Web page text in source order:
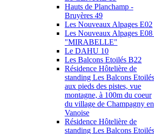
Hauts de Planchamp -
Bruyères 49
Les Nouveaux Alpages E02
Les Nouveaux Alpages E08
"MIRABELLE"
Le DAHU 10
Les Balcons Etoilés B22
Résidence Hôtelière de
standing Les Balcons
aux pieds des pistes, vue
montagne, à 100m du coeur
du village de Champagny en
Vanoise
Résidence Hôtelière de
standing Les Balcons